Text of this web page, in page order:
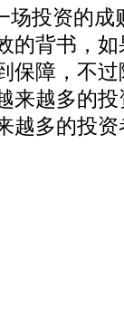
投资的成
的背书，
保障，不
来越多的
越多的投